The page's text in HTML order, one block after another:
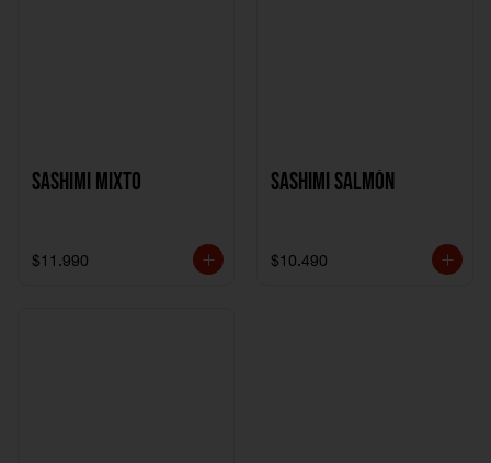
Sashimi Mixto
$11.990
Sashimi Salmón
$10.490